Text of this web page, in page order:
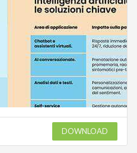
DOWNLOAD